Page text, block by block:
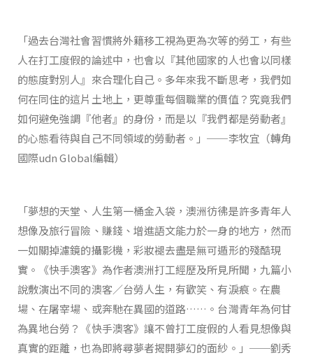
「過去台灣社會習慣將外籍移工視為更為次等的勞工，有些
人在打工度假的論述中，也會以『其他國家的人也會以同樣
的態度對別人』來合理化自己。多年來我不斷思考，我們如
何在同住的這片土地上，更尊重每個職業的價值？究竟我們
如何避免強調『他者』的身份，而是以『我們都是勞動者』
的心態看待與自己不同領域的勞動者。」──李牧宜（轉角
國際udn Global編輯）
「夢想的天堂、人生第一桶金入袋，澳洲彷彿是許多青年人
想像及旅行冒險、賺錢、增進語文能力於一身的地方，然而
一如關掉濾鏡的攝影機，彩妝褪去盡是無可遁形的殘酷現
實。《快手澳客》為作者澳洲打工經歷及所見所聞，九篇小
說敷演出不同的澳客／台勞人生，有歡笑、有淚痕。在農
場、在屠宰場、或奔馳在異國的道路……。台灣青年為何甘
為異地台勞？《快手澳客》讓不曾打工度假的人看見想像與
真實的距離，也為即將尋夢者揭開夢幻的面紗。」──劉秀